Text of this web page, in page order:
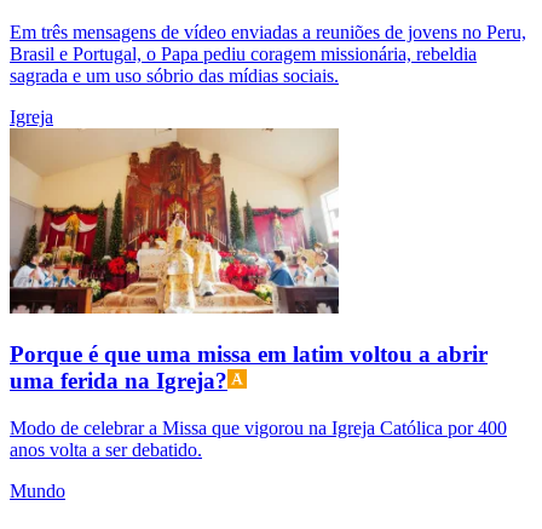
Em três mensagens de vídeo enviadas a reuniões de jovens no Peru,
Brasil e Portugal, o Papa pediu coragem missionária, rebeldia
sagrada e um uso sóbrio das mídias sociais.
Igreja
Porque é que uma missa em latim voltou a abrir
uma ferida na Igreja?
Modo de celebrar a Missa que vigorou na Igreja Católica por 400
anos volta a ser debatido.
Mundo